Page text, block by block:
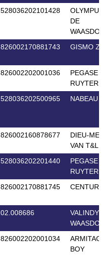
528036202101428
OLYMPUS
DE
826002170881743 GISMO Z
826002202001036
PEGASE
528036202500965 NABEAU
826002160878677
DIEU-
VAN T&L
528036202201440
PEGASE
826002170881745 CENTURIO
02.008686
VALINDY
826002202001034
BOY